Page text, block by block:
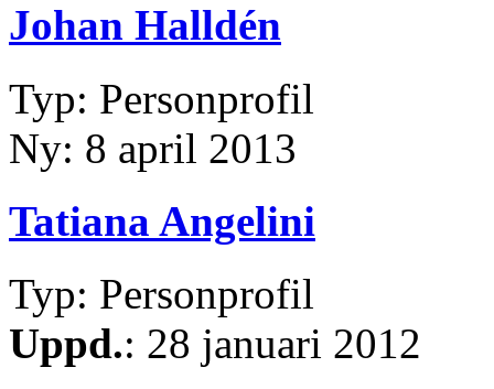
Johan Halldén
Typ: Personprofil
Ny: 8 april 2013
Tatiana Angelini
Typ: Personprofil
Uppd.: 28 januari 2012